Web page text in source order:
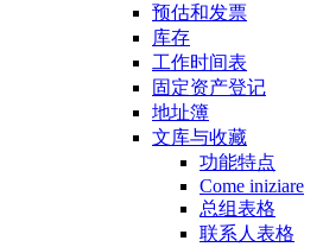
预估和发票
库存
工作时间表
固定资产登记
地址簿
文库与收藏
功能特点
Come iniziare
总组表格
联系人表格